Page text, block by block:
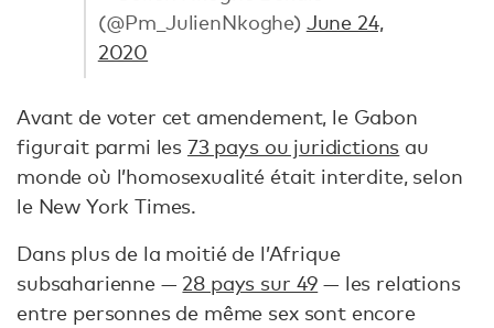
(@Pm_JulienNkoghe) June 24,
2020
Avant de voter cet amendement, le Gabon
figurait parmi les 73 pays ou juridictions au
monde où l’homosexualité était interdite, selon
le New York Times.
Dans plus de la moitié de l’Afrique
subsaharienne — 28 pays sur 49 — les relations
entre personnes de même sex sont encore